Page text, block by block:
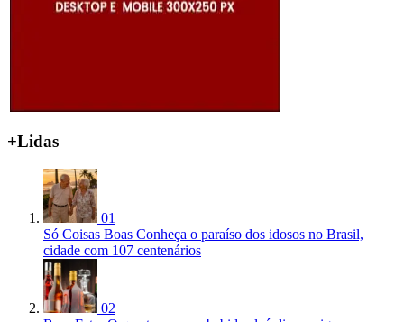
+Lidas
01
Só Coisas Boas Conheça o paraíso dos idosos no Brasil,
cidade com 107 centenários
02